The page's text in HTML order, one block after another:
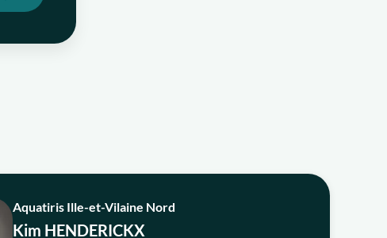
Aquatiris Ille-et-Vilaine Nord
Kim HENDERICKX